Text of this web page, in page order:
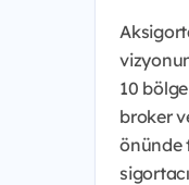
10
broker
önünde